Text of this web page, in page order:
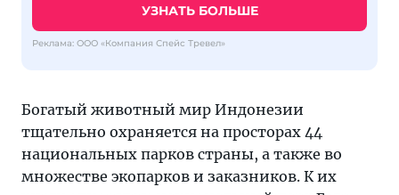
УЗНАТЬ БОЛЬШЕ
Реклама: ООО «Компания Спейс Тревел»
Богатый животный мир Индонезии
тщательно охраняется на просторах 44
национальных парков страны, а также во
множестве экопарков и заказников. К их